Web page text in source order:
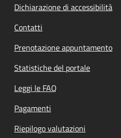
Dichiarazione di accessibilità
Contatti
Prenotazione appuntamento
Statistiche del portale
Leggi le FAQ
Pagamenti
Riepilogo valutazioni